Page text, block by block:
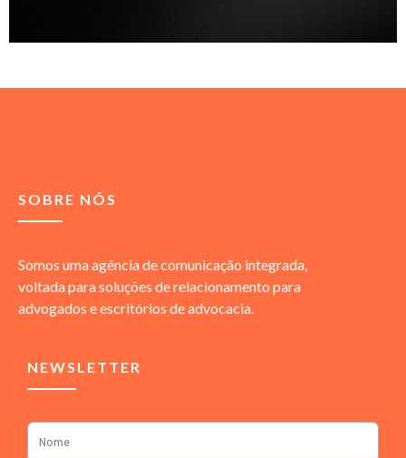
SOBRE NÓS
Somos uma agência de comunicação integrada,
voltada para soluções de relacionamento para
advogados e escritórios de advocacia.
NEWSLETTER